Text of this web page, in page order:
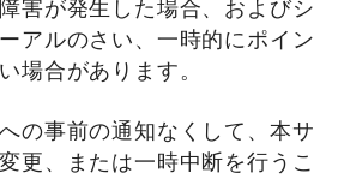
害が発生した場合、およびシ
アルのさい、一時的にポイン
場合があります。
の事前の通知なくして、本サ
更、または一時中断を行うこ